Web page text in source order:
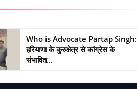
Who is Advocate Partap Singh:
हरियाणा के कुरुक्षेत्र से कांग्रेस के
संभावित...